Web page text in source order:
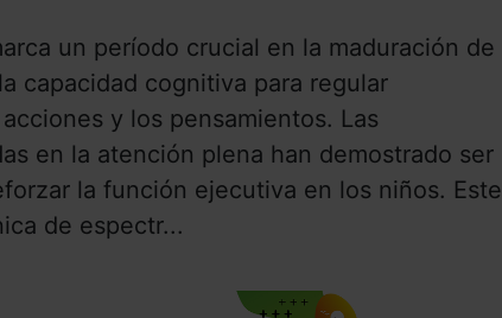
un período crucial en la maduración de
capacidad cognitiva para regular
y los pensamientos. Las
en la atención plena han demostrado ser
la función ejecutiva en los niños. Este
de espectr...